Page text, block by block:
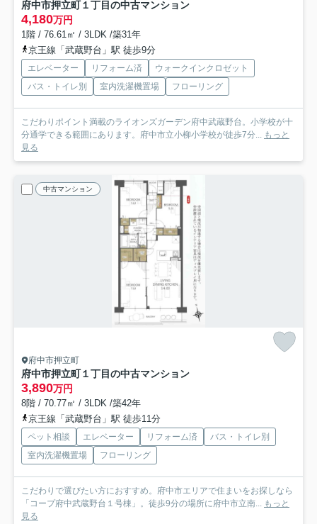
府中市押立町１丁目の中古マンション
4,180万円
1階 / 76.61㎡ / 3LDK /築31年
京王線「武蔵野台」駅 徒歩9分
エレベーター リフォーム済
ウォークインクロゼット
バス・トイレ別
室内洗濯機置場 フローリング
こだわりポイント満載のライオンズガーデン府中武蔵野台。小学校が十
分通学できる範囲にあります。府中市立小柳小学校が徒歩7分... もっと
見る
中古マンション
府中市押立町
府中市押立町１丁目の中古マンション
3,890万円
8階 / 70.77㎡ / 3LDK /築42年
京王線「武蔵野台」駅 徒歩11分
ペット相談 エレベーター リフォーム済
バス・トイレ別
室内洗濯機置場
フローリング
こだわりで選びたい方におすすめ。府中市エリアで住まいをお探しなら
「コープ府中武蔵野台１号棟」。徒歩9分の場所に府中市立南... もっと
見る